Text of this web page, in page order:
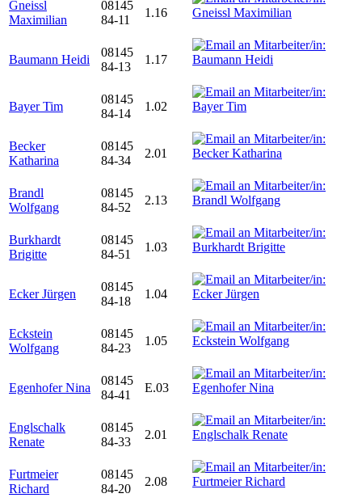
Gneissl
Maximilian
08145
84-11
1.16
Baumann Heidi
08145
84-13
1.17
Bayer Tim
08145
84-14
1.02
Becker
Katharina
08145
84-34
2.01
Brandl
Wolfgang
08145
84-52
2.13
Burkhardt
Brigitte
08145
84-51
1.03
Ecker Jürgen
08145
84-18
1.04
Eckstein
Wolfgang
08145
84-23
1.05
Egenhofer Nina
08145
84-41
E.03
Englschalk
Renate
08145
84-33
2.01
Furtmeier
Richard
08145
84-20
2.08